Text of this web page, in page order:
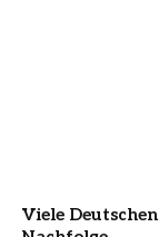
Viele